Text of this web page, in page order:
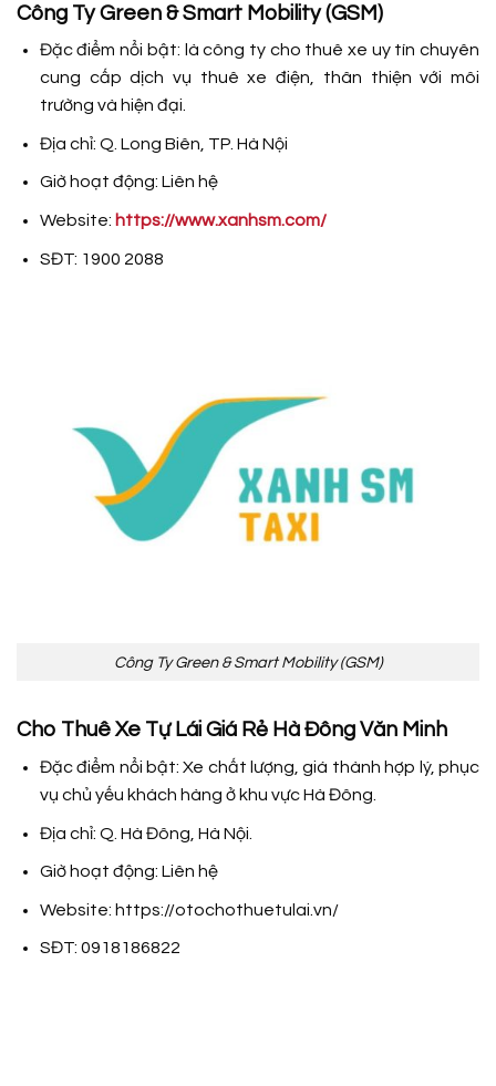
Công Ty Green & Smart Mobility (GSM)
Đặc điểm nổi bật: là công ty cho thuê xe uy tín chuyên
cung cấp dịch vụ thuê xe điện, thân thiện với môi
trường và hiện đại.
Địa chỉ: Q. Long Biên, TP. Hà Nội
Giờ hoạt động: Liên hệ
Website: https://www.xanhsm.com/
SĐT: 1900 2088
Công Ty Green & Smart Mobility (GSM)
Cho Thuê Xe Tự Lái Giá Rẻ Hà Đông Văn Minh
Đặc điểm nổi bật: Xe chất lượng, giá thành hợp lý, phục
vụ chủ yếu khách hàng ở khu vực Hà Đông.
Địa chỉ: Q. Hà Đông, Hà Nội.
Giờ hoạt động: Liên hệ
Website: https://otochothuetulai.vn/
SĐT: 0918186822